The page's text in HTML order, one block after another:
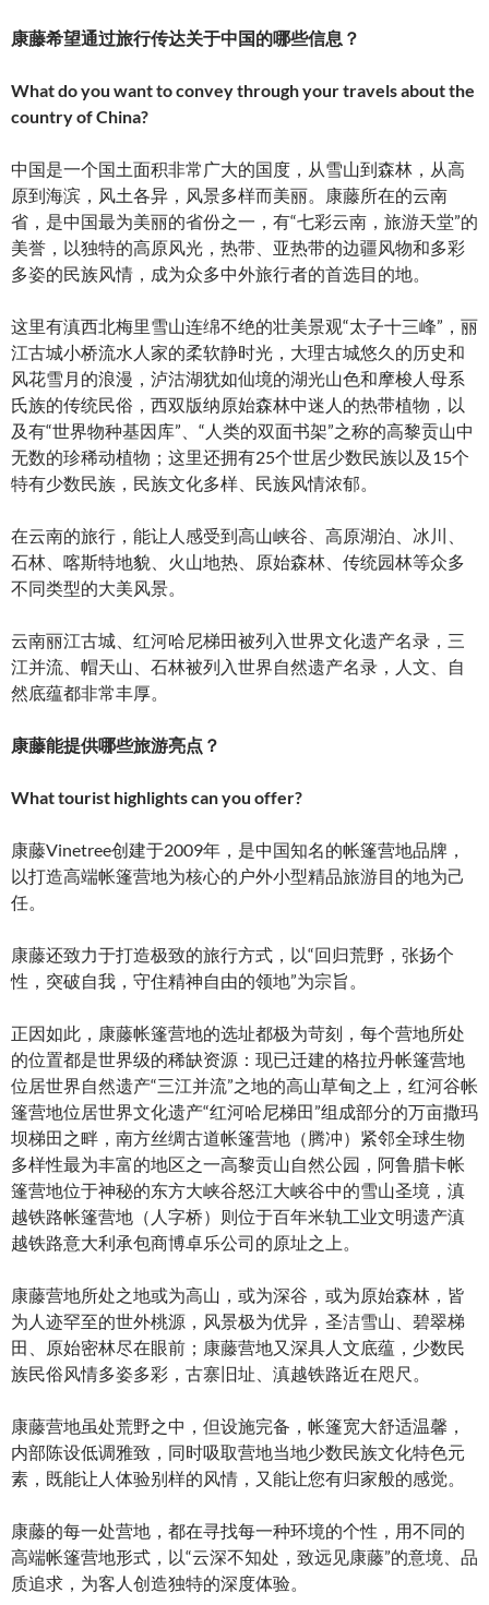
康藤希望通过旅行传达关于中国的哪些信息？
What do you want to convey through your travels about the
country of China?
中国是一个国土面积非常广大的国度，从雪山到森林，从高
原到海滨，风土各异，风景多样而美丽。康藤所在的云南
省，是中国最为美丽的省份之一，有“七彩云南，旅游天堂”的
美誉，以独特的高原风光，热带、亚热带的边疆风物和多彩
多姿的民族风情，成为众多中外旅行者的首选目的地。
这里有滇西北梅里雪山连绵不绝的壮美景观“太子十三峰”，丽
江古城小桥流水人家的柔软静时光，大理古城悠久的历史和
风花雪月的浪漫，泸沽湖犹如仙境的湖光山色和摩梭人母系
氏族的传统民俗，西双版纳原始森林中迷人的热带植物，以
及有“世界物种基因库”、“人类的双面书架”之称的高黎贡山中
无数的珍稀动植物；这里还拥有25个世居少数民族以及15个
特有少数民族，民族文化多样、民族风情浓郁。
在云南的旅行，能让人感受到高山峡谷、高原湖泊、冰川、
石林、喀斯特地貌、火山地热、原始森林、传统园林等众多
不同类型的大美风景。
云南丽江古城、红河哈尼梯田被列入世界文化遗产名录，三
江并流、帽天山、石林被列入世界自然遗产名录，人文、自
然底蕴都非常丰厚。
康藤能提供哪些旅游亮点？
What tourist highlights can you offer?
康藤Vinetree创建于2009年，是中国知名的帐篷营地品牌，
以打造高端帐篷营地为核心的户外小型精品旅游目的地为己
任。
康藤还致力于打造极致的旅行方式，以“回归荒野，张扬个
性，突破自我，守住精神自由的领地”为宗旨。
正因如此，康藤帐篷营地的选址都极为苛刻，每个营地所处
的位置都是世界级的稀缺资源：现已迁建的格拉丹帐篷营地
位居世界自然遗产“三江并流”之地的高山草甸之上，红河谷帐
篷营地位居世界文化遗产“红河哈尼梯田”组成部分的万亩撒玛
坝梯田之畔，南方丝绸古道帐篷营地（腾冲）紧邻全球生物
多样性最为丰富的地区之一高黎贡山自然公园，阿鲁腊卡帐
篷营地位于神秘的东方大峡谷怒江大峡谷中的雪山圣境，滇
越铁路帐篷营地（人字桥）则位于百年米轨工业文明遗产滇
越铁路意大利承包商博卓乐公司的原址之上。
康藤营地所处之地或为高山，或为深谷，或为原始森林，皆
为人迹罕至的世外桃源，风景极为优异，圣洁雪山、碧翠梯
田、原始密林尽在眼前；康藤营地又深具人文底蕴，少数民
族民俗风情多姿多彩，古寨旧址、滇越铁路近在咫尺。
康藤营地虽处荒野之中，但设施完备，帐篷宽大舒适温馨，
内部陈设低调雅致，同时吸取营地当地少数民族文化特色元
素，既能让人体验别样的风情，又能让您有归家般的感觉。
康藤的每一处营地，都在寻找每一种环境的个性，用不同的
高端帐篷营地形式，以“云深不知处，致远见康藤”的意境、品
质追求，为客人创造独特的深度体验。